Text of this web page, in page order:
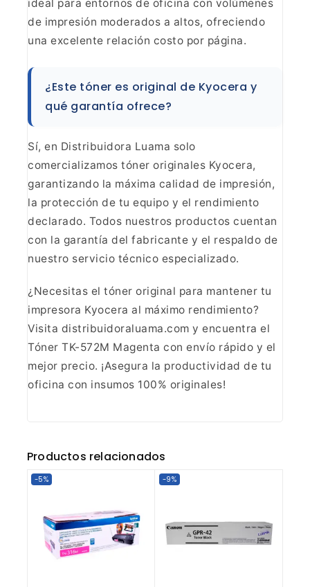
ideal para entornos de oficina con volúmenes
de impresión moderados a altos, ofreciendo
una excelente relación costo por página.
¿Este tóner es original de Kyocera y
qué garantía ofrece?
Sí, en Distribuidora Luama solo
comercializamos tóner originales Kyocera,
garantizando la máxima calidad de impresión,
la protección de tu equipo y el rendimiento
declarado. Todos nuestros productos cuentan
con la garantía del fabricante y el respaldo de
nuestro servicio técnico especializado.
¿Necesitas el tóner original para mantener tu
impresora Kyocera al máximo rendimiento?
Visita distribuidoraluama.com y encuentra el
Tóner TK-572M Magenta con envío rápido y el
mejor precio. ¡Asegura la productividad de tu
oficina con insumos 100% originales!
Productos relacionados
-5% -9%